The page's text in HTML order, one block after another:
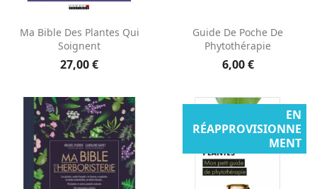
Ma Bible Des Plantes Qui
Soignent
27,00 €
Guide De Poche De
Phytothérapie
6,00 €
EN
RÉAPPROVISIONNE
MENT